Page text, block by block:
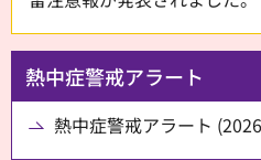
熱中症警戒アラート
熱中症警戒アラート